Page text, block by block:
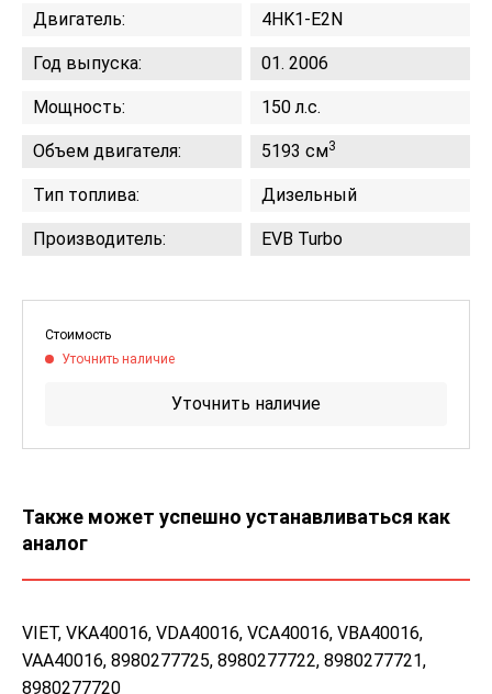
Двигатель: 4HK1-E2N
Год выпуска: 01. 2006
Мощность: 150 л.с.
Объем двигателя: 5193 см3
Тип топлива: Дизельный
Производитель: EVB Turbo
Стоимость
Уточнить наличие
Уточнить наличие
Также может успешно устанавливаться как
аналог
VIET, VKA40016, VDA40016, VCA40016, VBA40016,
VAA40016, 8980277725, 8980277722, 8980277721,
8980277720